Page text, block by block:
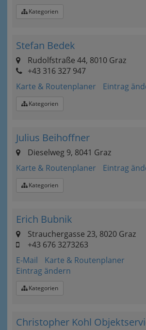
Kategorien
Stefan Bedek
Rudolfstraße 44, 8010 Graz
+43 316 327 947
Karte & Routenplaner
Eintrag
Kategorien
Julius Beihoffner
Dieselweg 9, 8041 Graz
Karte & Routenplaner
Eintrag
Kategorien
Erich Bubnik
Strauchergasse 23, 8020 Graz
+43 676 3273263
E-Mail
Karte & Routenplaner
Eintrag ändern
Kategorien
Christopher Kohl